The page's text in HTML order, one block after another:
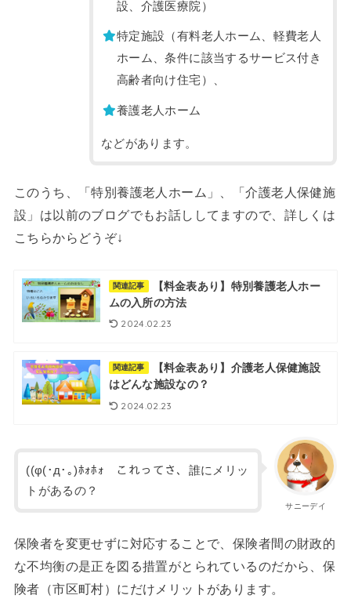
設、介護医療院）
特定施設（有料老人ホーム、軽費老人
ホーム、条件に該当するサービス付き
高齢者向け住宅）、
養護老人ホーム
などがあります。
このうち、「特別養護老人ホーム」、「介護老人保健施
設」は以前のブログでもお話ししてますので、詳しくは
こちらからどうぞ↓
関連記事
【料金表あり】特別養護老人ホー
ムの入所の方法
2024.02.23
関連記事
【料金表あり】介護老人保健施設
はどんな施設なの？
2024.02.23
サニーデイ
((φ(･д･｡)ﾎｫﾎｫ これってさ、誰にメリッ
トがあるの？
保険者を変更せずに対応することで、保険者間の財政的
な不均衡の是正を図る措置がとられているのだから、保
険者（市区町村）にだけメリットがあります。